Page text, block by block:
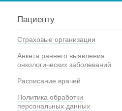
Пациенту
Страховые организации
Анкета раннего выявления
онкологических заболеваний
Расписание врачей
Политика обработки
персональных данных